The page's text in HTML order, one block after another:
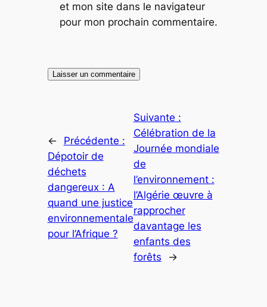
et mon site dans le navigateur
pour mon prochain commentaire.
←
Précédente :
Dépotoir de
déchets
dangereux : A
quand une justice
environnementale
pour l’Afrique ?
Suivante :
Célébration de la
Journée mondiale
de
l’environnement :
l’Algérie œuvre à
rapprocher
davantage les
enfants des
forêts
→